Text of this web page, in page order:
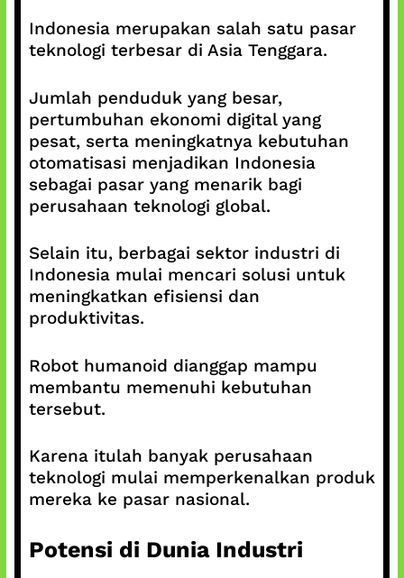
Indonesia merupakan salah satu pasar
teknologi terbesar di Asia Tenggara.
Jumlah penduduk yang besar,
pertumbuhan ekonomi digital yang
pesat, serta meningkatnya kebutuhan
otomatisasi menjadikan Indonesia
sebagai pasar yang menarik bagi
perusahaan teknologi global.
Selain itu, berbagai sektor industri di
Indonesia mulai mencari solusi untuk
meningkatkan efisiensi dan
produktivitas.
Robot humanoid dianggap mampu
membantu memenuhi kebutuhan
tersebut.
Karena itulah banyak perusahaan
teknologi mulai memperkenalkan produk
mereka ke pasar nasional.
Potensi di Dunia Industri